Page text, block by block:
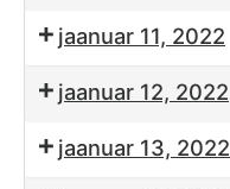
jaanuar 11, 2022
jaanuar 12, 2022
jaanuar 13, 2022